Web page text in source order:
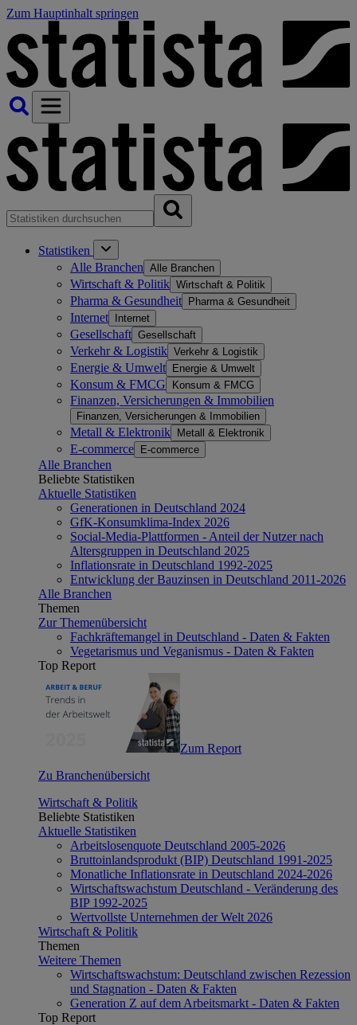
Zum Hauptinhalt springen
Statistiken
Alle Branchen Alle Branchen
Wirtschaft & Politik Wirtschaft & Politik
Pharma & Gesundheit Pharma & Gesundheit
Internet Internet
Gesellschaft Gesellschaft
Verkehr & Logistik Verkehr & Logistik
Energie & Umwelt Energie & Umwelt
Konsum & FMCG Konsum & FMCG
Finanzen, Versicherungen & Immobilien
Finanzen, Versicherungen & Immobilien
Metall & Elektronik Metall & Elektronik
E-commerce E-commerce
Alle Branchen
Beliebte Statistiken
Aktuelle Statistiken
Generationen in Deutschland 2024
GfK-Konsumklima-Index 2026
Social-Media-Plattformen - Anteil der Nutzer nach
Altersgruppen in Deutschland 2025
Inflationsrate in Deutschland 1992-2025
Entwicklung der Bauzinsen in Deutschland 2011-2026
Alle Branchen
Themen
Zur Themenübersicht
Fachkräftemangel in Deutschland - Daten & Fakten
Vegetarismus und Veganismus - Daten & Fakten
Top Report
Zum Report
Zu Branchenübersicht
Wirtschaft & Politik
Beliebte Statistiken
Aktuelle Statistiken
Arbeitslosenquote Deutschland 2005-2026
Bruttoinlandsprodukt (BIP) Deutschland 1991-2025
Monatliche Inflationsrate in Deutschland 2024-2026
Wirtschaftswachstum Deutschland - Veränderung des
BIP 1992-2025
Wertvollste Unternehmen der Welt 2026
Wirtschaft & Politik
Themen
Weitere Themen
Wirtschaftswachstum: Deutschland zwischen Rezession
und Stagnation - Daten & Fakten
Generation Z auf dem Arbeitsmarkt - Daten & Fakten
Top Report